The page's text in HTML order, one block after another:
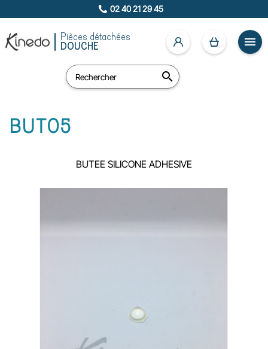
02 40 21 29 45

Pièces détachées
DOUCHE

BUT05
BUTEE SILICONE ADHESIVE